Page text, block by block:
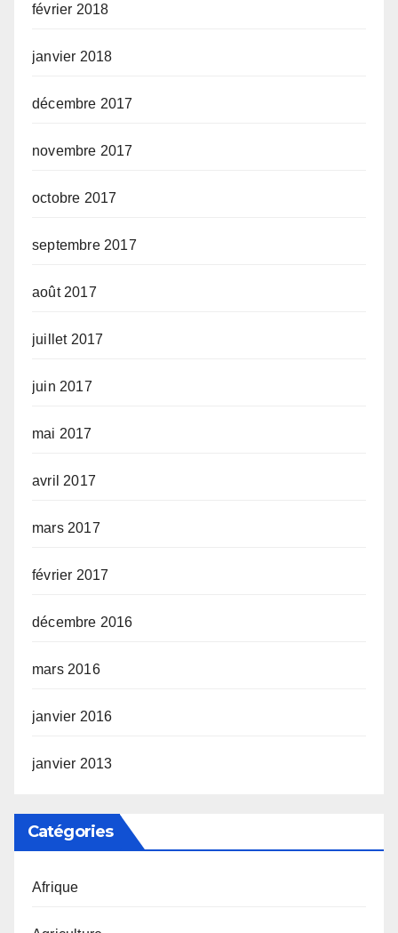
février 2018
janvier 2018
décembre 2017
novembre 2017
octobre 2017
septembre 2017
août 2017
juillet 2017
juin 2017
mai 2017
avril 2017
mars 2017
février 2017
décembre 2016
mars 2016
janvier 2016
janvier 2013
Catégories
Afrique